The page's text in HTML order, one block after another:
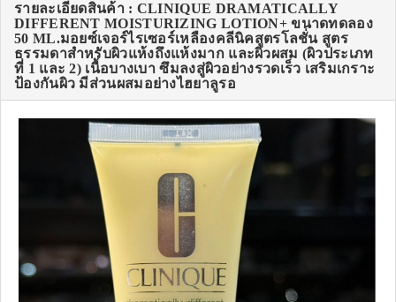
รายละเอียดสินค้า : CLINIQUE DRAMATICALLY
DIFFERENT MOISTURIZING LOTION+ ขนาดทดลอง
50 ML.มอยซ์เจอร์ไรเซอร์เหลืองคลีนิคสูตรโลชั่น สูตร
ธรรมดาสำหรับผิวแห้งถึงแห้งมาก และผิวผสม (ผิวประเภท
ที่ 1 และ 2) เนื้อบางเบา ซึมลงสู่ผิวอย่างรวดเร็ว เสริมเกราะ
ป้องกันผิว มีส่วนผสมอย่างไฮยาลูรอ